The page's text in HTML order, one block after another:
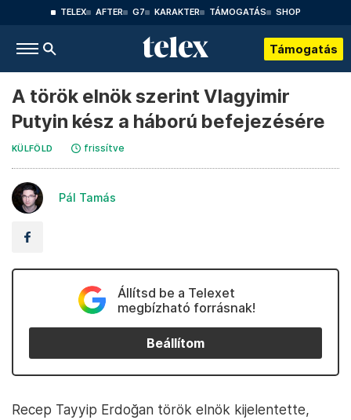
TELEX AFTER G7 KARAKTER TÁMOGATÁS SHOP
Támogatás
A török elnök szerint Vlagyimir
Putyin kész a háború befejezésére
KÜLFÖLD frissítve
Pál Tamás
Állítsd be a Telexet
megbízható forrásnak!
Beállítom
Recep Tayyip Erdoğan török elnök kijelentette,